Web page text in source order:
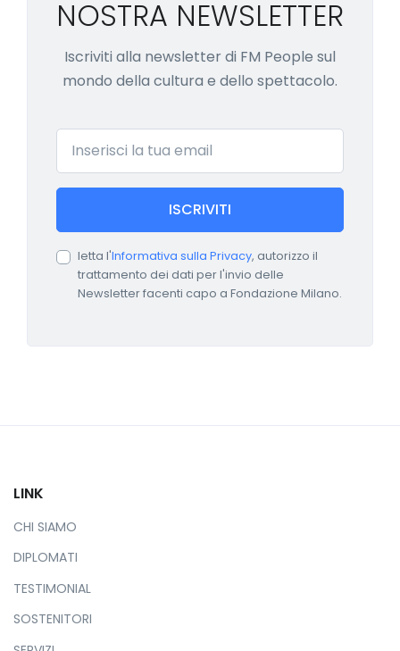
NOSTRA NEWSLETTER
Iscriviti alla newsletter di FM People sul
mondo della cultura e dello spettacolo.
Email
ISCRIVITI
letta l'Informativa sulla Privacy, autorizzo il
trattamento dei dati per l'invio delle
Newsletter facenti capo a Fondazione Milano.
LINK
CHI SIAMO
DIPLOMATI
TESTIMONIAL
SOSTENITORI